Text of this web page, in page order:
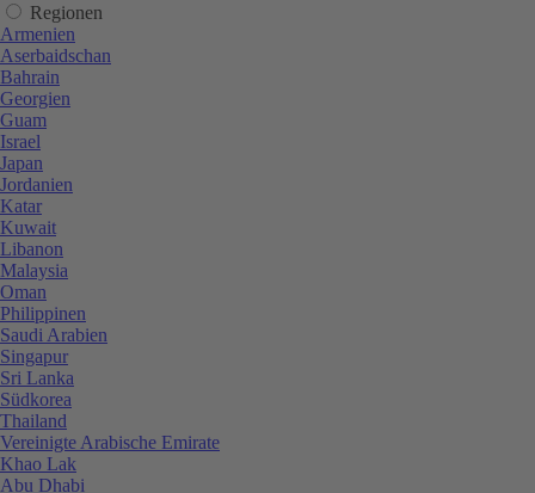
Regionen
Armenien
Aserbaidschan
Bahrain
Georgien
Guam
Israel
Japan
Jordanien
Katar
Kuwait
Libanon
Malaysia
Oman
Philippinen
Saudi Arabien
Singapur
Sri Lanka
Südkorea
Thailand
Vereinigte Arabische Emirate
Khao Lak
Abu Dhabi